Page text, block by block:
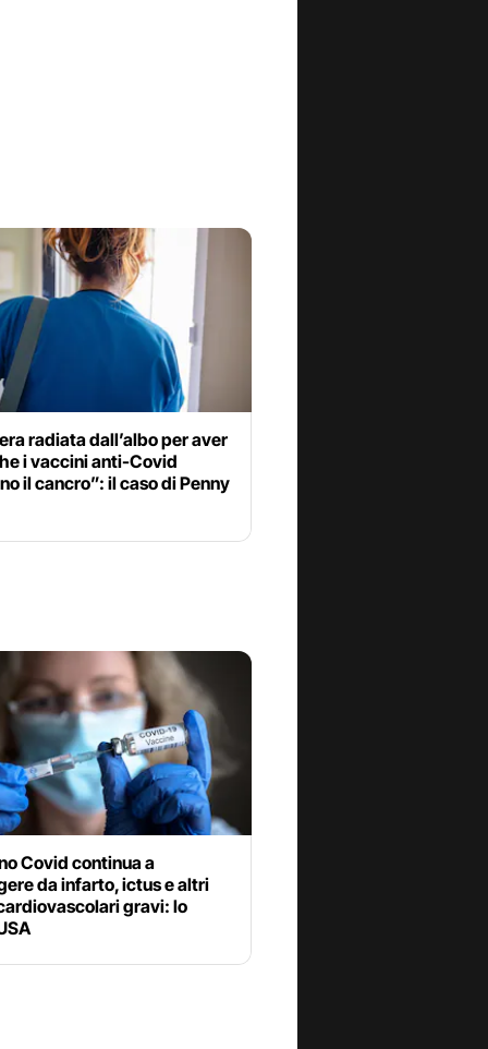
radiata dall’albo per aver
i vaccini anti-Covid
il cancro”: il caso di Penny
Covid continua a
da infarto, ictus e altri
gravi: lo